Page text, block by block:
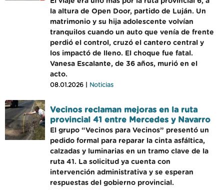
la altura de Open Door, partido de Luján. Un
matrimonio y su hija adolescente volvían
tranquilos cuando un auto que venía de frente
perdió el control, cruzó el cantero central y
los impactó de lleno. El choque fue fatal.
Vanesa Escalante, de 36 años, murió en el
acto.
08.01.2026 | Noticias
Vecinos reclaman mejoras en la ruta
provincial 41 entre Mercedes y Navarro
El grupo “Vecinos para Vecinos” presentó un
pedido formal para reparar la cinta asfáltica,
calzadas y luminarias en un tramo clave de la
ruta 41. La solicitud ya cuenta con
intervención administrativa y se esperan
respuestas del gobierno provincial.